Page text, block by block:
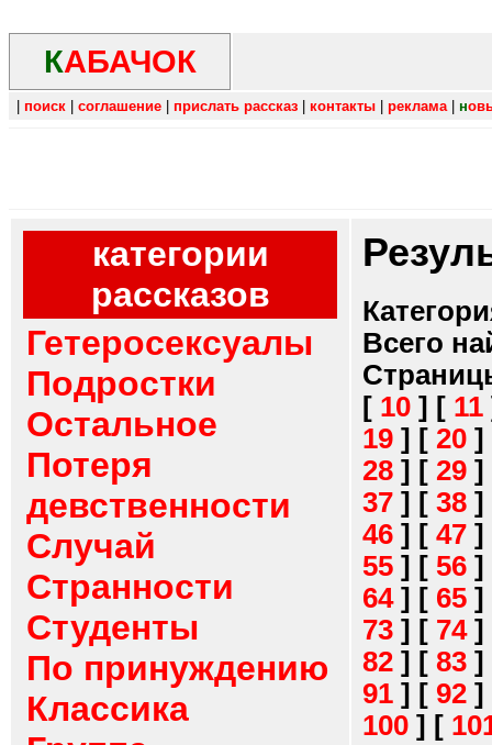
КАБАЧОК
поиск соглашение прислать рассказ контакты реклама| н
категории
рассказов
Гетеросексуалы
Подростки
Остальное
Потеря
девственности
Случай
Странности
Студенты
По принуждению
Классика
Всего
[ 10 ] [ 11
19 ] [ 20 ]
28 ] [ 29 ]
37 ] [ 38 ]
46 ] [ 47 ]
55 ] [ 56 ]
64] [ 65 ]
73 ] [ 74]
82 ] [ 83 ]
91 ] [ 92 ]
100 ] [